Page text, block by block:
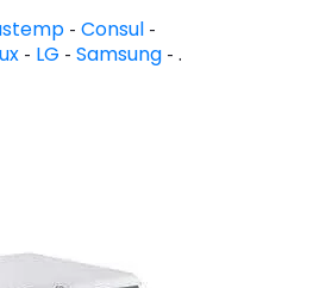
- Consul-
- LG - Samsung - .